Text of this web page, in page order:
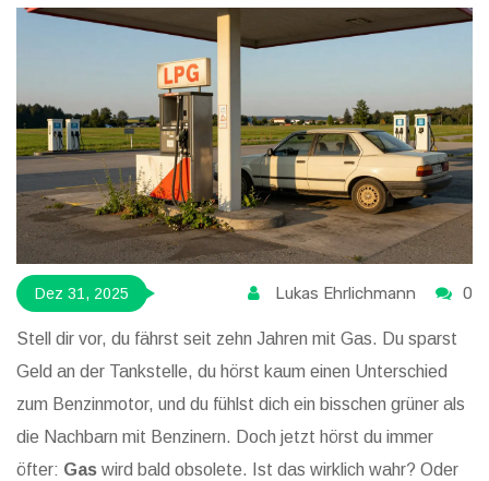
Dez 31, 2025 Lukas Ehrlichmann 0
Stell dir vor, du fährst seit zehn Jahren mit Gas. Du sparst
Geld an der Tankstelle, du hörst kaum einen Unterschied
zum Benzinmotor, und du fühlst dich ein bisschen grüner als
die Nachbarn mit Benzinern. Doch jetzt hörst du immer
öfter: Gas wird bald obsolete. Ist das wirklich wahr? Oder